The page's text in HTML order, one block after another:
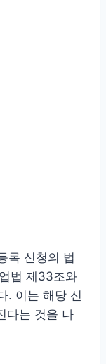
록 신청의 법
법 제33조와
. 이는 해당 신
다는 것을 나